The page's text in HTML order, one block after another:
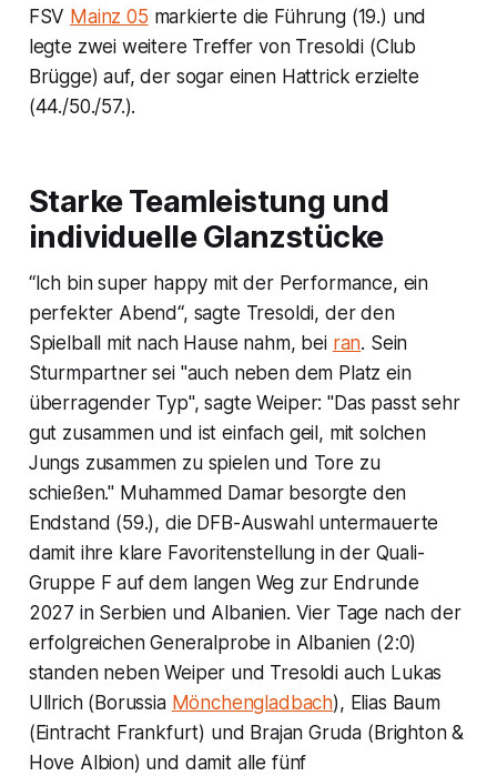
FSV Mainz 05 markierte die Führung (19.) und
legte zwei weitere Treffer von Tresoldi (Club
Brügge) auf, der sogar einen Hattrick erzielte
(44./50./57.).
Starke Teamleistung und
individuelle Glanzstücke
“Ich bin super happy mit der Performance, ein
perfekter Abend“, sagte Tresoldi, der den
Spielball mit nach Hause nahm, bei ran. Sein
Sturmpartner sei "auch neben dem Platz ein
überragender Typ", sagte Weiper: "Das passt sehr
gut zusammen und ist einfach geil, mit solchen
Jungs zusammen zu spielen und Tore zu
schießen." Muhammed Damar besorgte den
Endstand (59.), die DFB-Auswahl untermauerte
damit ihre klare Favoritenstellung in der Quali-
Gruppe F auf dem langen Weg zur Endrunde
2027 in Serbien und Albanien. Vier Tage nach der
erfolgreichen Generalprobe in Albanien (2:0)
standen neben Weiper und Tresoldi auch Lukas
Ullrich (Borussia Mönchengladbach), Elias Baum
(Eintracht Frankfurt) und Brajan Gruda (Brighton &
Hove Albion) und damit alle fünf